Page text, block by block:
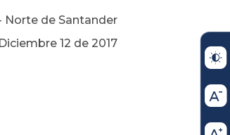
Norte de Santander
Diciembre 12 de 2017